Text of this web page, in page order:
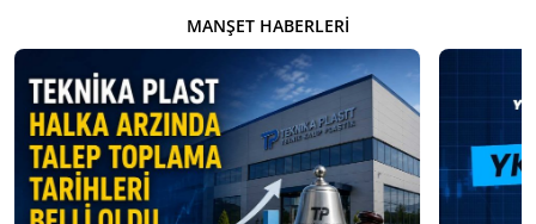
MANŞET HABERLERI